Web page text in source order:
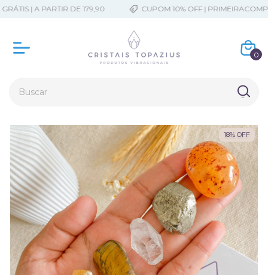
| A PARTIR DE 179,90 CUPOM 10% OFF | PRIMEIRACOMPRA
0
18% OFF